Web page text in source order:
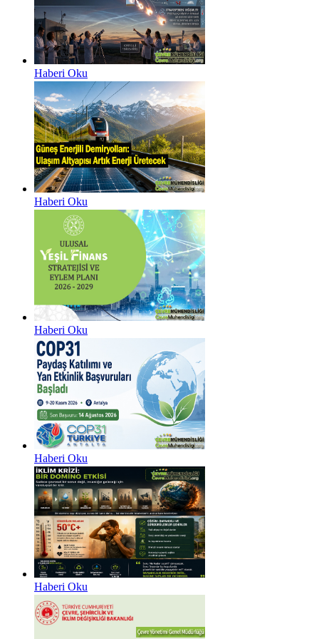
Haberi Oku
Haberi Oku
Haberi Oku
Haberi Oku
Haberi Oku